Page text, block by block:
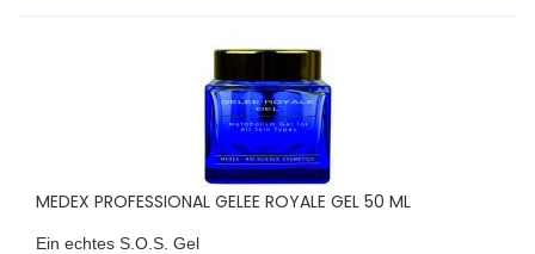
MEDEX PROFESSIONAL GELEE ROYALE GEL 50 ML
Ein echtes S.O.S. Gel